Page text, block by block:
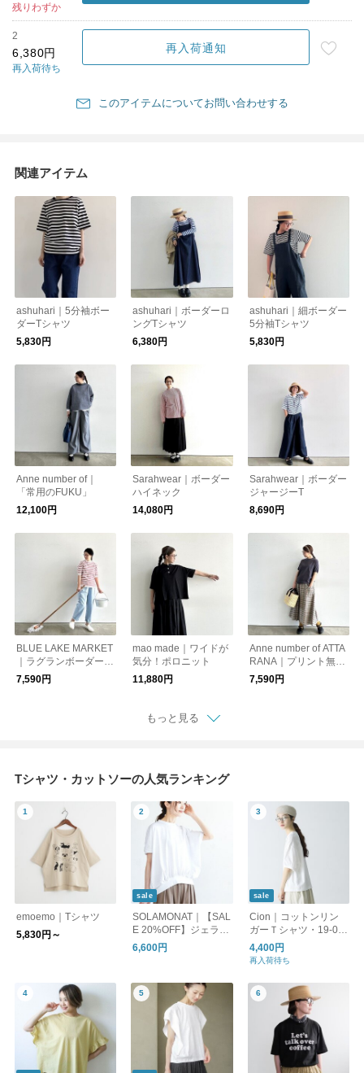
残りわずか
2
6,380円
再入荷待ち
再入荷通知
このアイテムについてお問い合わせする
関連アイテム
ashuhari｜5分袖ボー
ダーTシャツ
5,830円
ashuhari｜ボーダーロ
ングTシャツ
6,380円
ashuhari｜細ボーダー
5分袖Tシャツ
5,830円
Anne number of｜
「常用のFUKU」
12,100円
Sarahwear｜ボーダー
ハイネック
14,080円
Sarahwear｜ボーダー
ジャージーT
8,690円
BLUE LAKE MARKET
｜ラグランボーダープ
ルオーバー
7,590円
mao made｜ワイドが
気分！ポロニット
11,880円
Anne number of ATTA
RANA｜プリント無し
にしてもらったハニカ
ムメッシュT
7,590円
もっと見る
Tシャツ・カットソーの人気ランキング
emoemo｜Tシャツ
5,830円～
sale
SOLAMONAT｜【SAL
E 20%OFF】ジェラー
ト天竺 コクーンプル
オーバー トップス Tシ
JT-COC
6,600円
sale
Cion｜コットンリン
ガーＴシャツ・19-09
231 半袖
4,400円
再入荷待ち